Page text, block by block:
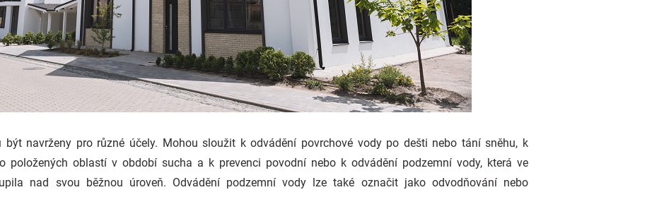
být navrženy pro různé účely. Mohou sloužit k odvádění povrchové vody po dešti nebo tání sněhu, k
položených oblastí v období sucha a k prevenci povodní nebo k odvádění podzemní vody, která ve
nad svou běžnou úroveň. Odvádění podzemní vody lze také označit jako odvodňování nebo